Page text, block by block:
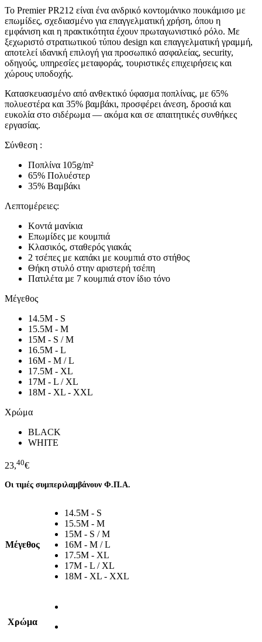
Το Premier PR212 είναι ένα ανδρικό κοντομάνικο πουκάμισο με
επωμίδες, σχεδιασμένο για επαγγελματική χρήση, όπου η
εμφάνιση και η πρακτικότητα έχουν πρωταγωνιστικό ρόλο. Με
ξεχωριστό στρατιωτικού τύπου design και επαγγελματική γραμμή,
αποτελεί ιδανική επιλογή για προσωπικό ασφαλείας, security,
οδηγούς, υπηρεσίες μεταφοράς, τουριστικές επιχειρήσεις και
χώρους υποδοχής.
Κατασκευασμένο από ανθεκτικό ύφασμα ποπλίνας, με 65%
πολυεστέρα και 35% βαμβάκι, προσφέρει άνεση, δροσιά και
ευκολία στο σιδέρωμα — ακόμα και σε απαιτητικές συνθήκες
εργασίας.
Σύνθεση :
Ποπλίνα 105g/m²
65% Πολυέστερ
35% Βαμβάκι
Λεπτομέρειες:
Κοντά μανίκια
Επωμίδες µε κουμπιά
Κλασικός, σταθερός γιακάς
2 τσέπες με καπάκι με κουμπιά στο στήθος
Θήκη στυλό στην αριστερή τσέπη
Πατιλέτα µε 7 κουμπιά στον ίδιο τόνο
Μέγεθος
14.5M - S
15.5M - M
15M - S / M
16.5M - L
16M - M / L
17.5M - XL
17M - L / XL
18M - XL - XXL
Χρώμα
BLACK
WHITE
23,40€
Οι τιμές συμπεριλαμβάνουν Φ.Π.Α.
Μέγεθος
14.5M - S
15.5M - M
15M - S / M
16M - M / L
17.5M - XL
17M - L / XL
18M - XL - XXL
Χρώμα